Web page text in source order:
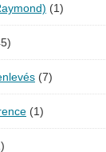
(1)
(7)
(1)